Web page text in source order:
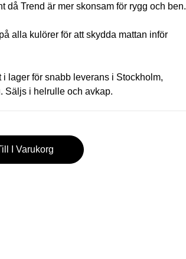
då Trend är mer skonsam för rygg och ben.
alla kulörer för att skydda mattan inför
lager för snabb leverans i Stockholm,
Säljs i helrulle och avkap.
I Varukorg